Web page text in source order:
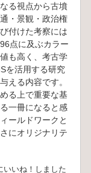
る視点から古墳
・景観・政治権
付けた考察には
点に及ぶカラー
も高く、考古学
を活用する研究
える内容です。
る上で重要な基
一冊になると感
ールドワークと
にオリジナリテ
いいね！しました